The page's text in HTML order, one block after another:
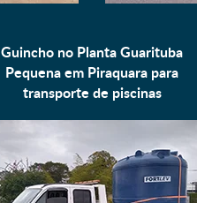
Guincho no Planta Guarituba
Pequena em Piraquara para
transporte de piscinas